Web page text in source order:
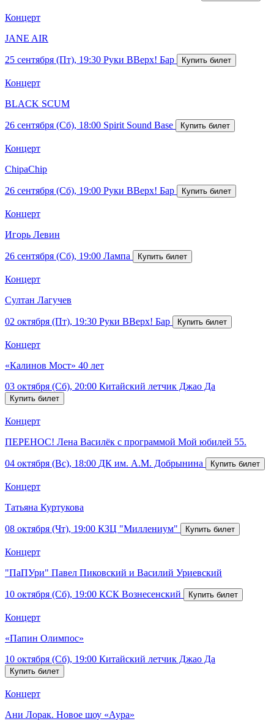
Концерт
JANE AIR
25 сентября (Пт), 19:30 Руки ВВерх! Бар
Концерт
BLACK SCUM
26 сентября (Сб), 18:00 Spirit Sound Base
Концерт
ChipaChip
26 сентября (Сб), 19:00 Руки ВВерх! Бар
Концерт
Игорь Левин
26 сентября (Сб), 19:00 Лампа
Концерт
Султан Лагучев
02 октября (Пт), 19:30 Руки ВВерх! Бар
Концерт
«Калинов Мост» 40 лет
03 октября (Сб), 20:00 Китайский летчик Джао Да
Концерт
ПЕРЕНОС! Лена Василёк с программой Мой юбилей 55.
04 октября (Вс), 18:00 ДК им. А.М. Добрынина
Концерт
Татьяна Куртукова
08 октября (Чт), 19:00 КЗЦ "Миллениум"
Концерт
"ПаПУри" Павел Пиковский и Василий Уриевский
10 октября (Сб), 19:00 КСК Вознесенский
Концерт
«Папин Олимпос»
10 октября (Сб), 19:00 Китайский летчик Джао Да
Концерт
Ани Лорак. Новое шоу «Аура»